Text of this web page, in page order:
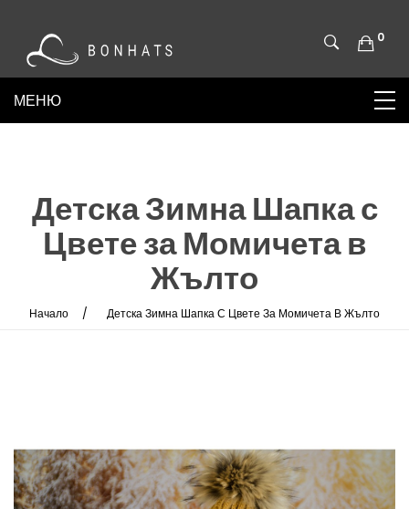
0
Детска Зимна Шапка с
Цвете за Момичета в
Жълто
Начало Детска Зимна Шапка С Цвете За Момичета В Жълто